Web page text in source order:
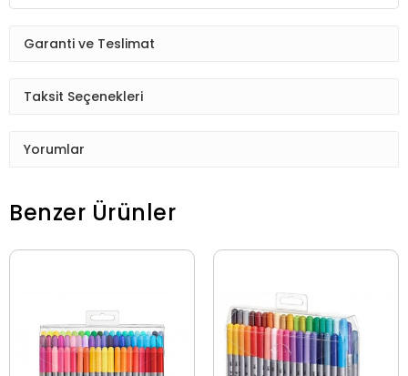
Garanti ve Teslimat
Taksit Seçenekleri
Yorumlar
Benzer Ürünler